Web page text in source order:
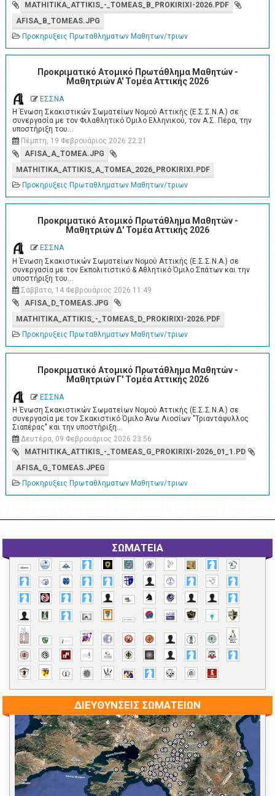
MATHITIKA_ATTIKIS_-_TOMEAS_B_PROKIRIXI-2026.PDF
AFISA_B_TOMEAS.JPG
Προκηρυξεις Πρωταθληματων Μαθητων/τριων
Προκριματικό Ατομικό Πρωτάθλημα Μαθητών -
Μαθητριών A' Τομέα Αττικής 2026
ΕΣΣΝΑ
Η Ένωση Σκακιστικών Σωματείων Νομού Αττικής (Ε.Σ.Σ.Ν.Α.) σε
συνεργασία με τον Φιλαθλητικό Όμιλο Ελληνικού, τον Α.Σ. Πέρα, την
υποστήριξη του…
Πέμπτη, 19 Φεβρουάριος 2026 22:21
AFISA_A_TOMEA.JPG
MATHITIKA_ATTIKIS_A_TOMEA_2026_PROKIRIXI.PDF
Προκηρυξεις Πρωταθληματων Μαθητων/τριων
Προκριματικό Ατομικό Πρωτάθλημα Μαθητών -
Μαθητριών Δ' Τομέα Αττικής 2026
ΕΣΣΝΑ
Η Ένωση Σκακιστικών Σωματείων Νομού Αττικής (Ε.Σ.Σ.Ν.Α.) σε
συνεργασία με τον Εκπολιτιστικό & Αθλητικό Όμιλο Σπάτων και την
υποστήριξη του…
Σάββατο, 14 Φεβρουάριος 2026 11:49
AFISA_D_TOMEAS.JPG
MATHITIKA_ATTIKIS_-_TOMEAS_D_PROKIRIXI-2026.PDF
Προκηρυξεις Πρωταθληματων Μαθητων/τριων
Προκριματικό Ατομικό Πρωτάθλημα Μαθητών -
Μαθητριών Γ' Τομέα Αττικής 2026
ΕΣΣΝΑ
Η Ένωση Σκακιστικών Σωματείων Νομού Αττικής (Ε.Σ.Σ.Ν.Α.) σε
συνεργασία με τον Σκακιστικό Όμιλο Άνω Λιοσίων "Τριαντάφυλλος
Σιαπέρας" και την υποστήριξη…
Δευτέρα, 09 Φεβρουάριος 2026 23:56
MATHITIKA_ATTIKIS_-_TOMEAS_G_PROKIRIXI-2026_01_1.PDF
AFISA_G_TOMEAS.JPEG
Προκηρυξεις Πρωταθληματων Μαθητων/τριων
ΣΩΜΑΤΕΙΑ
ΔΙΕΥΘΥΝΣΕΙΣ ΣΩΜΑΤΕΙΩΝ